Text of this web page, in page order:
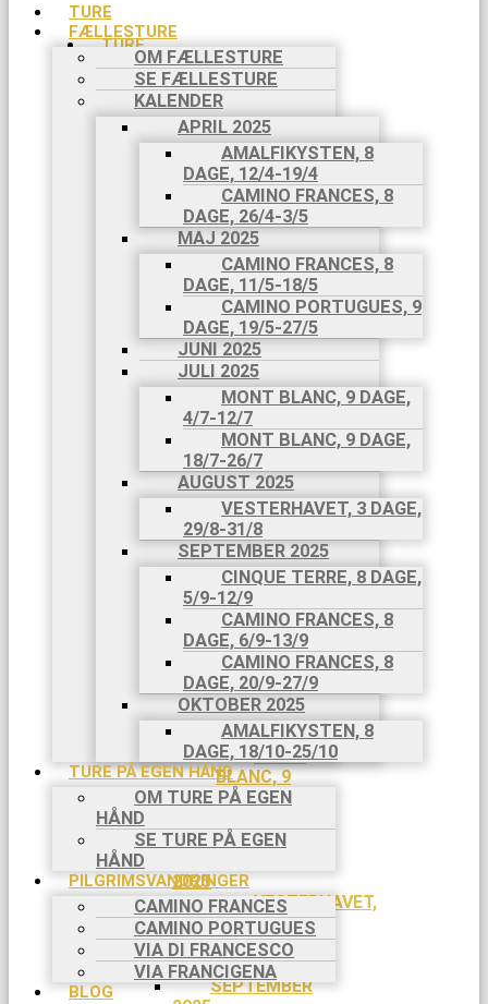
TURE
FÆLLESTURE
OM FÆLLESTURE
SE FÆLLESTURE
KALENDER
APRIL 2025
AMALFIKYSTEN, 8
DAGE, 12/4-19/4
CAMINO FRANCES, 8
DAGE, 26/4-3/5
MAJ 2025
CAMINO FRANCES, 8
DAGE, 11/5-18/5
CAMINO PORTUGUES, 9
DAGE, 19/5-27/5
JUNI 2025
JULI 2025
MONT BLANC, 9 DAGE,
4/7-12/7
MONT BLANC, 9 DAGE,
18/7-26/7
AUGUST 2025
VESTERHAVET, 3 DAGE,
29/8-31/8
SEPTEMBER 2025
CINQUE TERRE, 8 DAGE,
5/9-12/9
CAMINO FRANCES, 8
DAGE, 6/9-13/9
CAMINO FRANCES, 8
DAGE, 20/9-27/9
OKTOBER 2025
AMALFIKYSTEN, 8
DAGE, 18/10-25/10
TURE PÅ EGEN HÅND
OM TURE PÅ EGEN
HÅND
SE TURE PÅ EGEN
HÅND
PILGRIMSVANDRINGER
CAMINO FRANCES
CAMINO PORTUGUES
VIA DI FRANCESCO
VIA FRANCIGENA
BLOG
TURE
FÆLLESTURE
OM
FÆLLESTURE
SE
FÆLLESTURE
KALENDER
APRIL 2025
AMALFIKYSTEN,
8 DAGE,
12/4-
19/4
CAMINO
FRANCES,
8 DAGE,
26/4-3/5
MAJ 2025
CAMINO
FRANCES,
8 DAGE,
11/5-
18/5
CAMINO
PORTUGUES,
9 DAGE,
19/5-
27/5
JUNI
2025
JULI 2025
MONT
BLANC, 9
DAGE, 4/7-
12/7
MONT
BLANC, 9
DAGE,
26/7
2025
VESTERHAVET,
3 DAGE,
29/8-
31/8
SEPTEMBER